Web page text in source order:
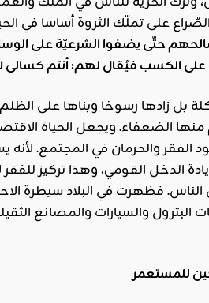
على تملّك الثروة أساسا في
حتّى يضفوا الشرعيّة على
بل زادها رسوخا وبناها على
منها الضعفاء. ويجعل الحياة
الفقر والحرمان في المجتمع.
الدخل القومي، وهذا تركيز
فظهرت في البلاد سيطرة
والسيارات والمصانع